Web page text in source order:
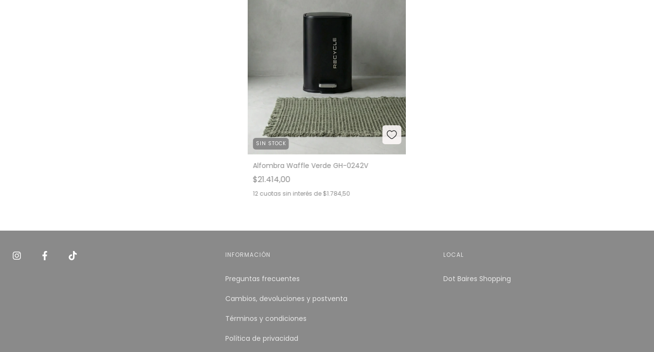
SIN STOCK
Alfombra Waffle Verde GH-0242V
$21.414,00
12 cuotas sin interés de$1.784,50
INFORMACIÓN
Preguntas frecuentes
Cambios, devoluciones y postventa
Términos y condiciones
Política de privacidad
LOCAL
Dot Baires Shopping